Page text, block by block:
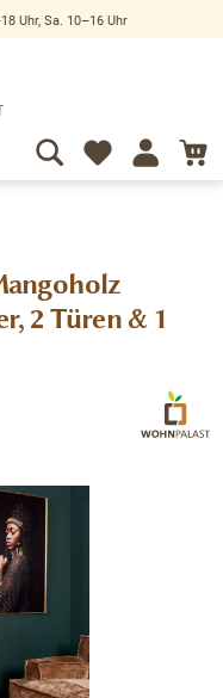
Uhr, Sa. 10–16 Uhr
2 Türen & 1